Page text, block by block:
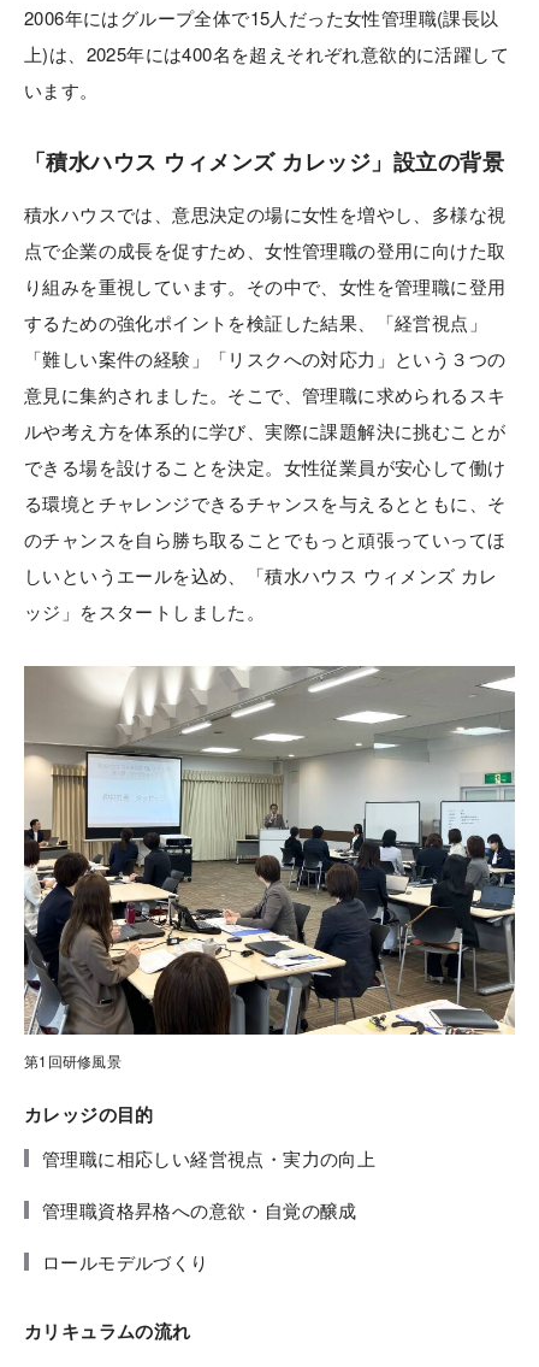
2006年にはグループ全体で15人だった女性管理職(課長以
上)は、2025年には400名を超えそれぞれ意欲的に活躍して
います。
「積水ハウス ウィメンズ カレッジ」設立の背景
積水ハウスでは、意思決定の場に女性を増やし、多様な視
点で企業の成長を促すため、女性管理職の登用に向けた取
り組みを重視しています。その中で、女性を管理職に登用
するための強化ポイントを検証した結果、「経営視点」
「難しい案件の経験」「リスクへの対応力」という３つの
意見に集約されました。そこで、管理職に求められるスキ
ルや考え方を体系的に学び、実際に課題解決に挑むことが
できる場を設けることを決定。女性従業員が安心して働け
る環境とチャレンジできるチャンスを与えるとともに、そ
のチャンスを自ら勝ち取ることでもっと頑張っていってほ
しいというエールを込め、「積水ハウス ウィメンズ カレ
ッジ」をスタートしました。
第1回研修風景
カレッジの目的
管理職に相応しい経営視点・実力の向上
管理職資格昇格への意欲・自覚の醸成
ロールモデルづくり
カリキュラムの流れ